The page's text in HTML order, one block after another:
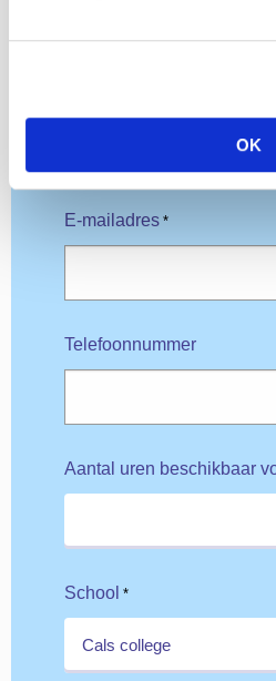
OK
E-mailadres *
Telefoonnummer
Aantal uren beschikbaar
School *